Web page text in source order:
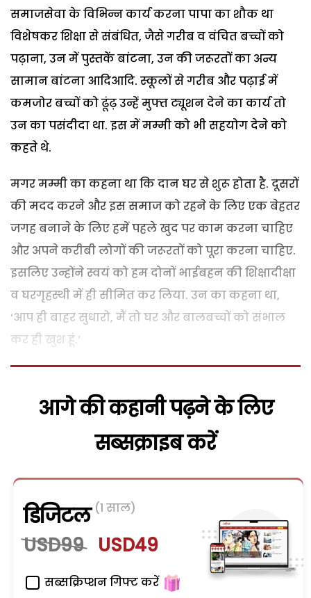
समाजसेवा के विभिन्न कार्य करना पापा का शौक था
विशेषकर शिक्षा से संबंधित, जैसे गरीब व वंचित बच्चों को
पढ़ाना, उन में पुस्तकें बांटना, उन की जरूरतों का अन्य
सामान बांटना आदिआदि. स्कूलों से गरीब और पढ़ाई में
कमजोर बच्चों को ढूंढ़ उन्हें मुफ्त ट्यूशन देने का कार्य तो
उन का पसंदीदा था. इस में मम्मी को भी सहयोग देने को
कहते थे.
मगर मम्मी का कहना था कि दान घर से शुरू होता है. दूसरों
की मदद करने और इस समाज को रहने के लिए एक बेहतर
जगह बनाने के लिए हमें पहले खुद पर काम करना चाहिए
और अपने करीबी लोगों की जरूरतों को पूरा करना चाहिए.
इसलिए उन्होंने स्वयं को हम दोनों भाईबहन की शिक्षादीक्षा
व घरगृहस्थी में ही सीमित कर लिया. उन का कहना था,
‘आप ही बाहर सुधारो, मैं तो घर और बालबच्चों को संभाल
कर ही खुश हूं.’
आगे की कहानी पढ़ने के लिए
सब्सक्राइब करें
डिजिटल (1 साल)
USD99 USD49
सब्सक्रिप्शन गिफ्ट करें